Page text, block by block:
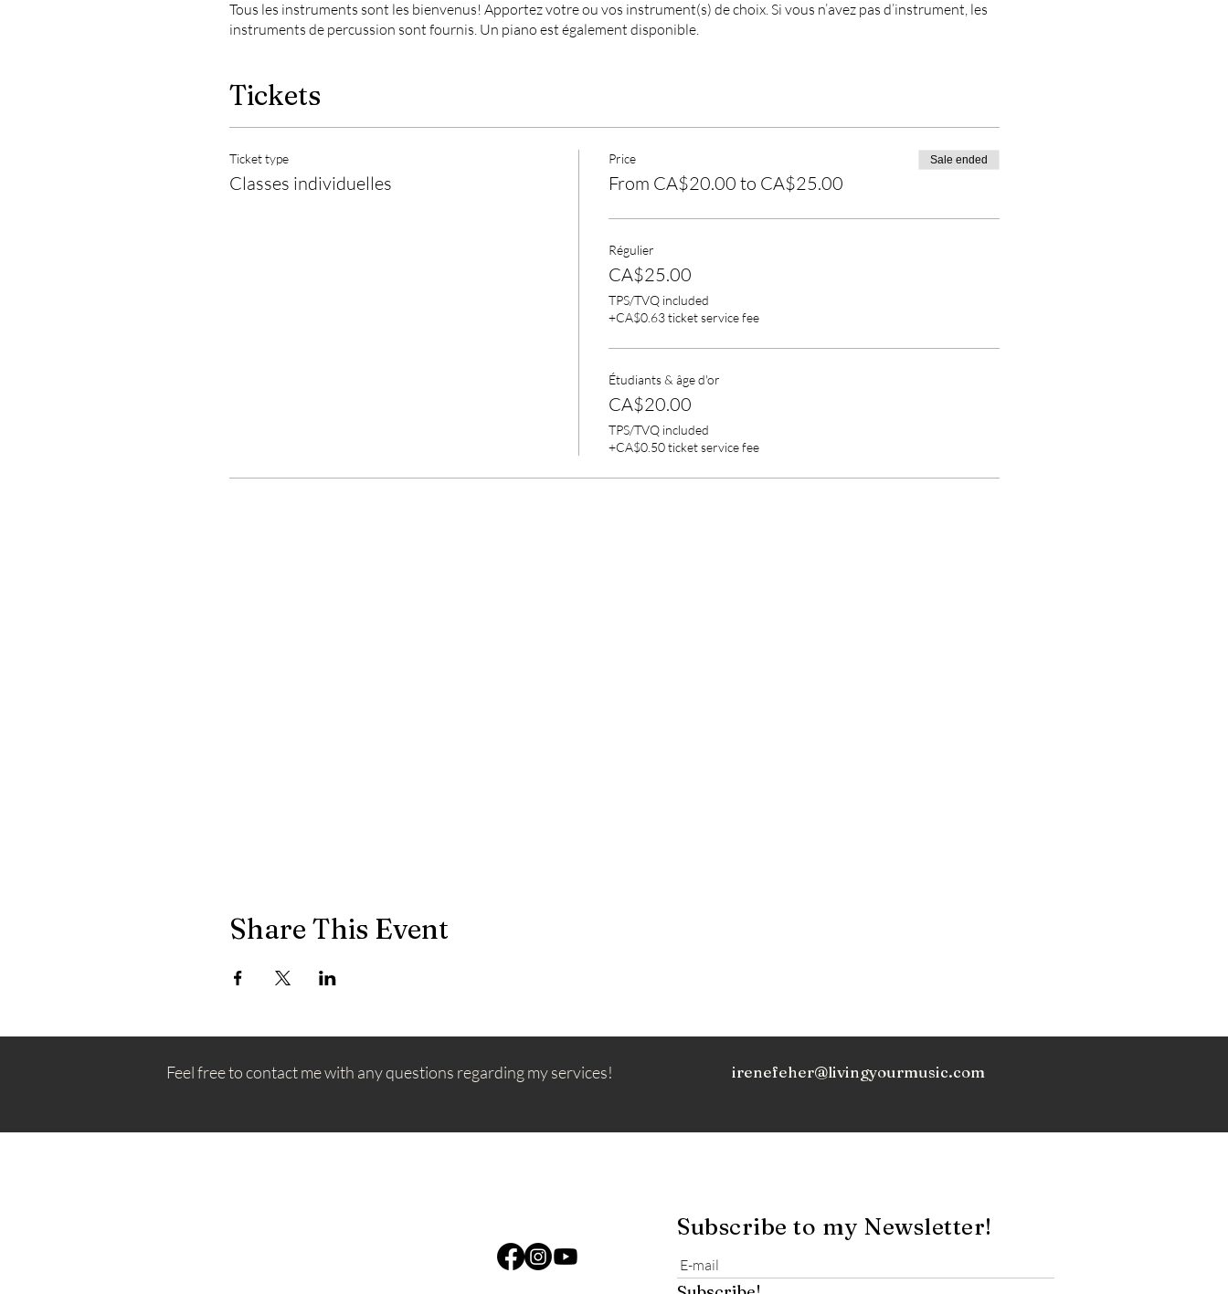
Tous les instruments sont les bienvenus! Apportez votre ou vos instrument(s) de choix. Si vous n’avez pas d’instrument, les
instruments de percussion sont fournis. Un piano est également disponible.
Tickets
Ticket type
Classes individuelles
Price
From CA$20.00 to CA$25.00
Sale ended
Régulier
CA$25.00
TPS/TVQ included
+CA$0.63 ticket service fee
Étudiants & âge d'or
CA$20.00
TPS/TVQ included
+CA$0.50 ticket service fee
Share This Event
Feel free to contact me with any questions regarding my services! irenefeher@livingyourmusic.com
Subscribe to my Newsletter!